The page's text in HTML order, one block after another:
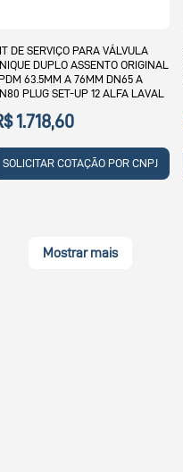
DE SERVIÇO PARA VÁLVULA
DUPLO ASSENTO ORIGINAL
63.5MM A 76MM DN65 A
PLUG SET-UP 12 ALFA LAVAL
1.718,60
SOLICITAR COTAÇÃO POR CNPJ
Mostrar mais